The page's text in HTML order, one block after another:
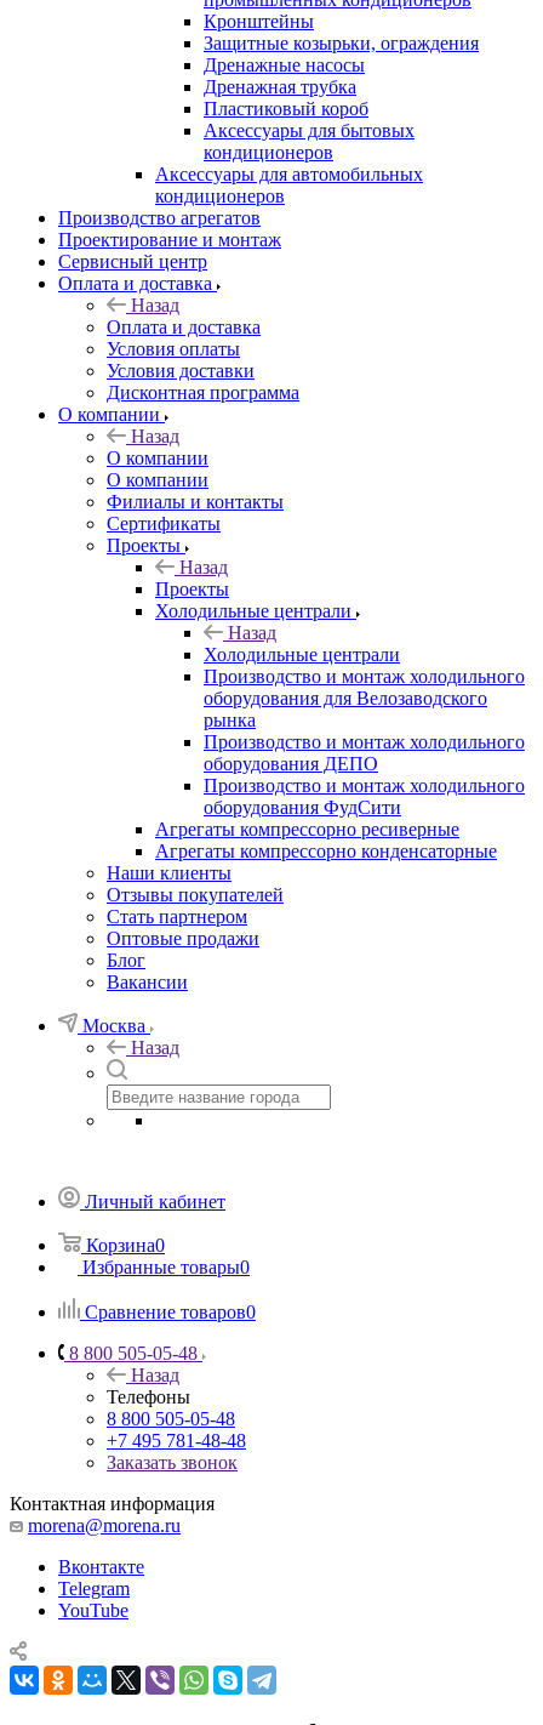
Кронштейны
Защитные козырьки, ограждения
Дренажные насосы
Дренажная трубка
Пластиковый короб
Аксессуары для бытовых
кондиционеров
Аксессуары для автомобильных
кондиционеров
Производство агрегатов
Проектирование и монтаж
Сервисный центр
Оплата и доставка
Назад
Оплата и доставка
Условия оплаты
Условия доставки
Дисконтная программа
О компании
Назад
О компании
О компании
Филиалы и контакты
Сертификаты
Проекты
Назад
Проекты
Холодильные централи
Назад
Холодильные централи
Производство и монтаж холодильного
оборудования для Велозаводского
рынка
Производство и монтаж холодильного
оборудования ДЕПО
Производство и монтаж холодильного
оборудования ФудСити
Агрегаты компрессорно ресиверные
Агрегаты компрессорно конденсаторные
Наши клиенты
Отзывы покупателей
Стать партнером
Оптовые продажи
Блог
Вакансии
Москва
Назад
Личный кабинет
Корзина0
Избранные товары0
Сравнение товаров0
8 800 505-05-48
Назад
Телефоны
8 800 505-05-48
+7 495 781-48-48
Заказать звонок
Контактная информация
morena@morena.ru
Вконтакте
Telegram
YouTube